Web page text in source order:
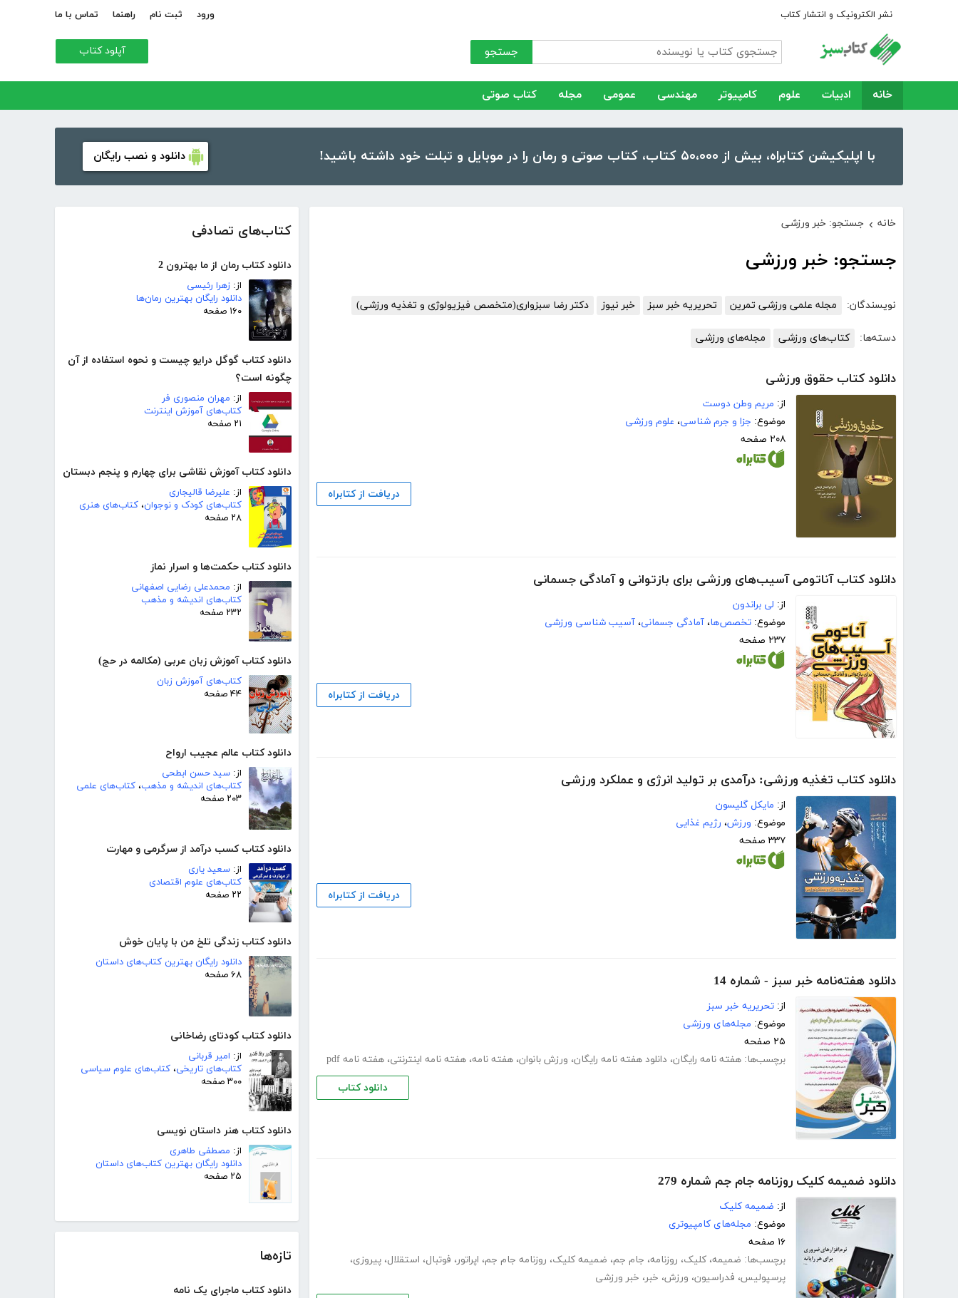
نشر الکترونیک و انتشار کتاب ورود ثبت نام راهنما تماس با ما
جستجو آپلود کتاب
خانه ادبیات علوم کامپیوتر مهندسی عمومی مجله کتاب صوتی
با اپلیکیشن کتابراه، بیش از ۵۰،۰۰۰ کتاب، کتاب صوتی و رمان را در موبایل و تبلت خود داشته باشید! دانلود و نصب رایگان
کتاب‌های تصادفی
دانلود کتاب رمان از ما بهترون 2
از: زهرا رئیسی
دانلود رایگان بهترین رمان‌ها
۱۶۰ صفحه
دانلود کتاب گوگل درایو چیست و نحوه استفاده از آن
چگونه است؟
از: مهران منصوری فر
کتاب‌های آموزش اینترنت
۲۱ صفحه
دانلود کتاب آموزش نقاشی برای چهارم و پنجم دبستان
از: علیرضا قالیجاری
کتاب‌های کودک و نوجوان، کتاب‌های هنری
۲۸ صفحه
دانلود کتاب حکمت‌ها و اسرار نماز
از: محمدعلی رضایی اصفهانی
کتاب‌های اندیشه و مذهب
۲۳۲ صفحه
دانلود کتاب آموزش زبان عربی (مکالمه در حج)
کتاب‌های آموزش زبان
۴۴ صفحه
دانلود کتاب عالم عجیب ارواح
از: سید حسن ابطحی
کتاب‌های اندیشه و مذهب، کتاب‌های علمی
۲۰۳ صفحه
دانلود کتاب کسب درآمد از سرگرمی و مهارت
از: سعید یاری
کتاب‌های علوم اقتصادی
۲۲ صفحه
دانلود کتاب زندگی تلخ من با پایان خوش
دانلود رایگان بهترین کتاب‌های داستان
۶۸ صفحه
دانلود کتاب کودتای رضاخانی
از: امیر قربانی
کتاب‌های تاریخی، کتاب‌های علوم سیاسی
۳۰۰ صفحه
دانلود کتاب هنر داستان نویسی
از: مصطفی طاهری
دانلود رایگان بهترین کتاب‌های داستان
۲۵ صفحه
تازه‌ها
دانلود کتاب ماجرای یک نامه
خانه › جستجو: خبر ورزشی
جستجو: خبر ورزشی
نویسندگان: مجله علمی ورزشی تمرین تحریریه خبر سبز خبر نیوز دکتر رضا سبزواری(متخصص فیزیولوژی و تغذیه ورزشی)
دسته‌ها: کتاب‌های ورزشی مجله‌های ورزشی
دانلود کتاب حقوق ورزشی
از: مریم وطن دوست
موضوع: جزا و جرم شناسی، علوم ورزشی
۲۰۸ صفحه
دریافت از کتابراه
دانلود کتاب آناتومی آسیب‌های ورزشی برای بازتوانی و آمادگی جسمانی
از: لی براندون
موضوع: تخصص‌ها، آمادگی جسمانی، آسیب شناسی ورزشی
۲۳۷ صفحه
دریافت از کتابراه
دانلود کتاب تغذیه ورزشی: درآمدی بر تولید انرژی و عملکرد ورزشی
از: مایکل گلیسون
موضوع: ورزش، رژیم غذایی
۳۳۷ صفحه
دریافت از کتابراه
دانلود هفته‌نامه خبر سبز - شماره 14
از: تحریریه خبر سبز
موضوع: مجله‌های ورزشی
۲۵ صفحه
برچسب‌ها: هفته نامه رایگان، دانلود هفته نامه رایگان، ورزش بانوان، هفته نامه، هفته نامه اینترنتی، هفته نامه pdf
دانلود کتاب
دانلود ضمیمه کلیک روزنامه جام جم شماره 279
از: ضمیمه کلیک
موضوع: مجله‌های کامپیوتری
۱۶ صفحه
برچسب‌ها: ضمیمه، کلیک، روزنامه، جام جم، ضمیمه کلیک، روزنامه جام جم، اپراتور، فوتبال، استقلال، پیروزی،
پرسپولیس، فدراسیون، ورزش، خبر، خبر ورزشی